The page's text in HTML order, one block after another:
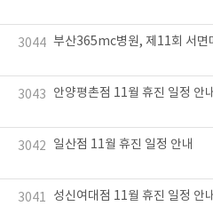
3044 부산365mc병원, 제11회 서면
3043 안양평촌점 11월 휴진 일정 안내
3042 일산점 11월 휴진 일정 안내
3041 성신여대점 11월 휴진 일정 안내